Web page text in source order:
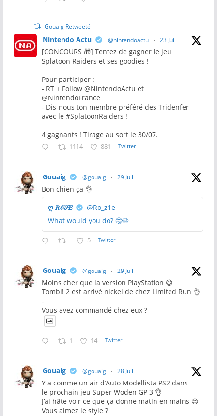
Gouaig Retweeté
Nintendo Actu @nintendoactu · 23 Juil
[CONCOURS 🎁] Tentez de gagner le jeu
Splatoon Raiders et ses goodies !
Pour participer :
- RT + Follow @NintendoActu et
@NintendoFrance
- Dis-nous ton membre préféré des Tridenfer
avec le #SplatoonRaiders !
4 gagnants ! Tirage au sort le 30/07.
1114 881 Twitter
Gouaig @gouaig · 29 Juil
Bon chien ça 👌
ღ 𝑅𝒪𝒮𝐸
@Ro_z1e
What would you do? 🤔🐶
5 Twitter
Gouaig @gouaig · 29 Juil
Moins cher que la version PlayStation 😅
Tombi! 2 est arrivé nickel de chez Limited Run 👌
-
Vous avez commandé chez eux ?
1 14 Twitter
Gouaig @gouaig · 28 Juil
Y a comme un air d’Auto Modellista PS2 dans
le prochain jeu Super Woden GP 3 👌
J’ai hâte voir ce que ça donne matin en mains 😍
Vous aimez le style ?